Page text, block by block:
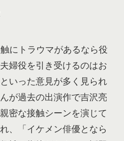
にトラウマがあるなら役
婦役を引き受けるのはお
いった意見が多く見られ
が過去の出演作で吉沢亮
密な接触シーンを演じて
、「イケメン俳優となら